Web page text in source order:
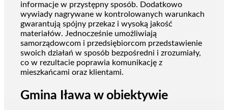
informacje w przystępny sposób. Dodatkowo
wywiady nagrywane w kontrolowanych warunkach
gwarantują spójny przekaz i wysoką jakość
materiałów. Jednocześnie umożliwiają
samorządowcom i przedsiębiorcom przedstawienie
swoich działań w sposób bezpośredni i zrozumiały,
co w rezultacie poprawia komunikację z
mieszkańcami oraz klientami.
Gmina Iława w obiektywie